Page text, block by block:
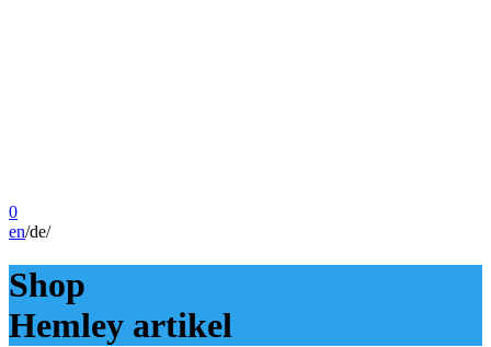
0
en/de/
Shop
Hemley artikel